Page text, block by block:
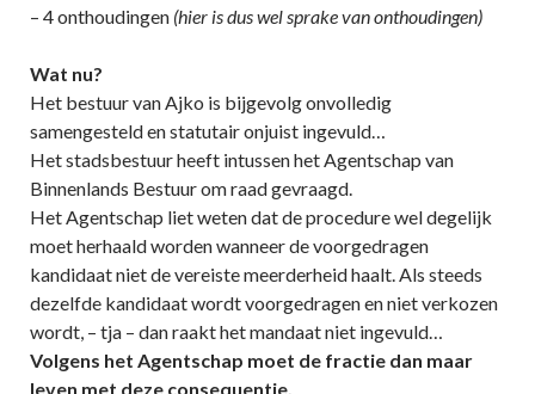
– 4 onthoudingen (hier is dus wel sprake van onthoudingen)
Wat nu?
Het bestuur van Ajko is bijgevolg onvolledig
samengesteld en statutair onjuist ingevuld…
Het stadsbestuur heeft intussen het Agentschap van
Binnenlands Bestuur om raad gevraagd.
Het Agentschap liet weten dat de procedure wel degelijk
moet herhaald worden wanneer de voorgedragen
kandidaat niet de vereiste meerderheid haalt. Als steeds
dezelfde kandidaat wordt voorgedragen en niet verkozen
wordt, – tja – dan raakt het mandaat niet ingevuld…
Volgens het Agentschap moet de fractie dan maar
leven met deze consequentie.